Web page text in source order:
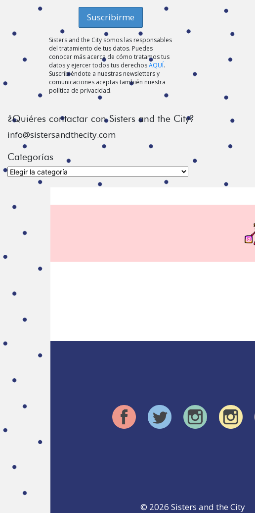
Sisters and the City somos las responsables
del tratamiento de tus datos. Puedes
conocer más acerca de cómo tratamos tus
datos y ejercer todos tus derechosAQUÍ.
Suscribiéndote a nuestras newsletters y
comunicaciones aceptas también nuestra
política de privacidad.
¿Quiéres contactar con Sisters and the City?
info@sistersandthecity.com
Categorías
Categorías
© 2026 Sisters and the City